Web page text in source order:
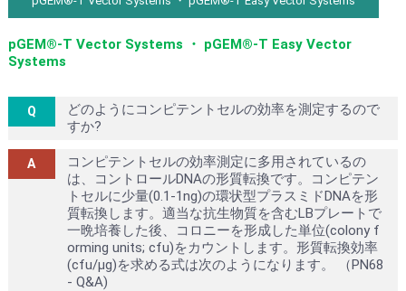
pGEM®-T Vector Systems ・ pGEM®-T Easy Vector
Systems
どのようにコンピテントセルの効率を測定するので
すか?
コンピテントセルの効率測定に多用されているの
は、コントロールDNAの形質転換です。コンピテン
トセルに少量(0.1-1ng)の環状型プラスミドDNAを形
質転換します。適当な抗生物質を含むLBプレートで
一晩培養した後、コロニーを形成した単位(colony f
orming units; cfu)をカウントします。形質転換効率
(cfu/μg)を求める式は次のようになります。 （PN68
- Q&A)